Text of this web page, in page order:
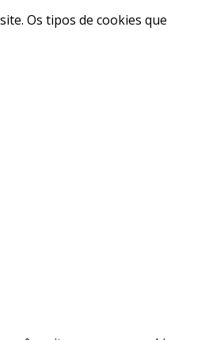
Os tipos de cookies que